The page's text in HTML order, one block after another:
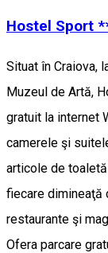
Hostel Sport
Situat în Craiova,
Muzeul de Artă,
gratuit la internet
camerele şi
articole de
fiecare dimineaţă
restaurante şi
Ofera parcare